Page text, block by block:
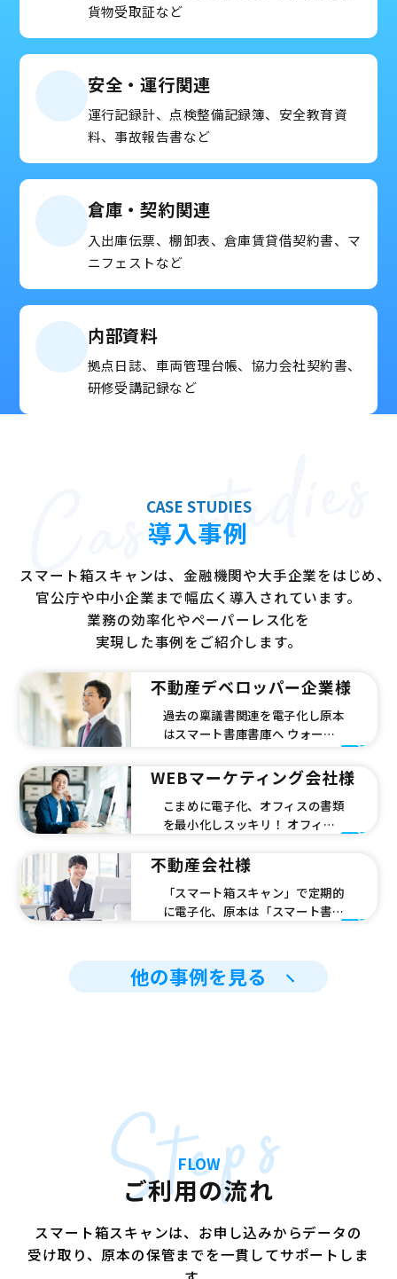
貨物受取証など
安全・運行関連
運行記録計、点検整備記録簿、安全教育資
料、事故報告書など
倉庫・契約関連
入出庫伝票、棚卸表、倉庫賃貸借契約書、マ
ニフェストなど
内部資料
拠点日誌、車両管理台帳、協力会社契約書、
研修受講記録など
CASE STUDIES
導入事例
Case studies
スマート箱スキャンは、金融機関や大手企業をはじめ、
官公庁や中小企業まで幅広く導入されています。
業務の効率化やペーパーレス化を
実現した事例をご紹介します。
不動産デベロッパー企業様
過去の稟議書関連を電子化し原本
はスマート書庫書庫へ ウォール
キャビネットを各部署で複数本使
用していた過去の稟議書を電子化
し、全文OCR処理されているの
で検索も楽に、家賃の高いオフィ
スのスペースが確保できて有効活
WEBマーケティング会社様
こまめに電子化、オフィスの書類
を最小化しスッキリ！ オフィス
少。移転の主管部署である総務部
部倉庫への預け入れを推進。しか
しながら、各部署の実務担当者か
要望あり。そこで、参照頻度が高
い書類については、スキャンして
については、定期的に小まめにス
マート箱スキャンを活用すること
で、オフィスの書類を最小化する
ことに成功。
不動産会社様
「スマート箱スキャン」で定期的
に電子化、原本は「スマート書
がたまったら原本書類を箱詰めに
してスマート書庫（文書保管サー
ータのインデックス作成や原本の
箱詰めなど煩雑な作業が多く、や
らないといけないとはわかってい
ても、重い腰が上がらずについつ
い放置しがちでした。スマート箱
スキャンを利用することで、それ
らの煩わしさを考えなくてすむよ
うになりました。箱に詰めて送る
他の事例を見る
FLOW
ご利用の流れ
Steps
スマート箱スキャンは、お申し込みからデータの
受け取り、原本の保管までを一貫してサポートしま